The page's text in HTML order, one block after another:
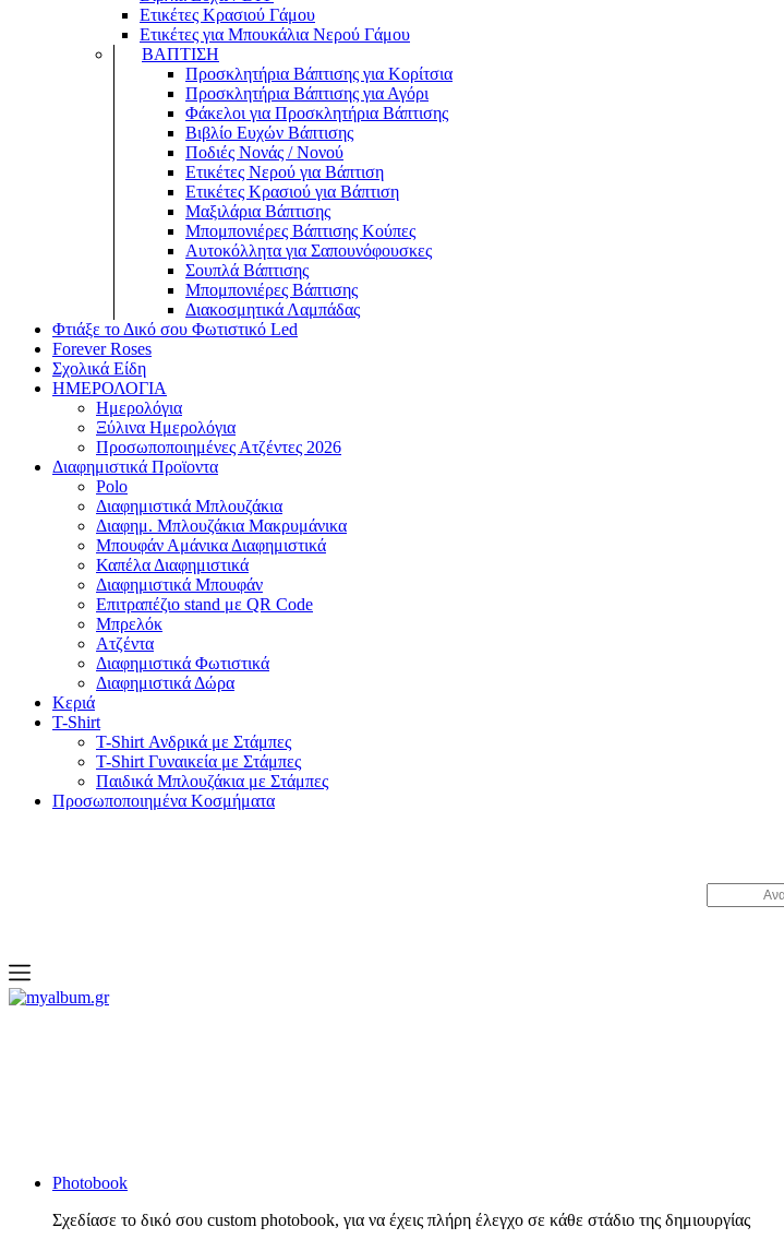
Ετικέτες Κρασιού Γάμου
Ετικέτες για Μπουκάλια Νερού Γάμου
ΒΑΠΤΙΣΗ
Προσκλητήρια Βάπτισης για Κορίτσια
Προσκλητήρια Βάπτισης για Αγόρι
Φάκελοι για Προσκλητήρια Βάπτισης
Βιβλίο Ευχών Βάπτισης
Ποδιές Νονάς / Νονού
Ετικέτες Νερού για Βάπτιση
Ετικέτες Κρασιού για Βάπτιση
Μαξιλάρια Βάπτισης
Μπομπονιέρες Βάπτισης Κούπες
Αυτοκόλλητα για Σαπουνόφουσκες
Σουπλά Βάπτισης
Μπομπονιέρες Βάπτισης
Διακοσμητικά Λαμπάδας
Φτιάξε το Δικό σου Φωτιστικό Led
Forever Roses
Σχολικά Είδη
ΗΜΕΡΟΛΟΓΙΑ
Ημερολόγια
Ξύλινα Ημερολόγια
Προσωποποιημένες Ατζέντες 2026
Διαφημιστικά Προϊοντα
Polo
Διαφημιστικά Μπλουζάκια
Διαφημ. Μπλουζάκια Μακρυμάνικα
Μπουφάν Αμάνικα Διαφημιστικά
Καπέλα Διαφημιστικά
Διαφημιστικά Μπουφάν
Επιτραπέζιο stand με QR Code
Μπρελόκ
Ατζέντα
Διαφημιστικά Φωτιστικά
Διαφημιστικά Δώρα
Κεριά
T-Shirt
T-Shirt Ανδρικά με Στάμπες
T-Shirt Γυναικεία με Στάμπες
Παιδικά Μπλουζάκια με Στάμπες
Προσωποποιημένα Κοσμήματα
Αναζήτηση
για:
open
Photobook
Σχεδίασε το δικό σου custom photobook, για να έχεις πλήρη έλεγχο σε κάθε στάδιο της δημιουργίας